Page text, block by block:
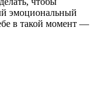
эмоциональный
в такой момент —